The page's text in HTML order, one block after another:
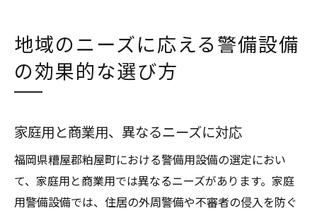
地域のニーズに応える警備設備
の効果的な選び方
家庭用と商業用、異なるニーズに対応
福岡県糟屋郡粕屋町における警備用設備の選定におい
て、家庭用と商業用では異なるニーズがあります。家庭
用警備設備では、住居の外周警備や不審者の侵入を防ぐ